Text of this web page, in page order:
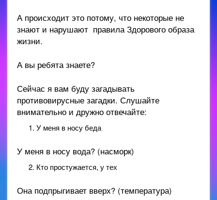
А происходит это потому, что некоторые не
знают и нарушают правила Здорового образа
жизни.
А вы ребята знаете?
Сейчас я вам буду загадывать
противовирусные загадки. Слушайте
внимательно и дружно отвечайте:
У меня в носу беда
У меня в носу вода? (насморк)
Кто простужается, у тех
Она подпрыгивает вверх? (температура)